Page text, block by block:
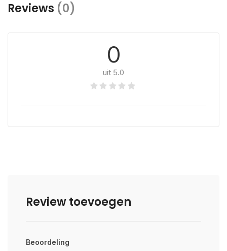
Reviews (0)
0
uit 5.0
Review toevoegen
Beoordeling